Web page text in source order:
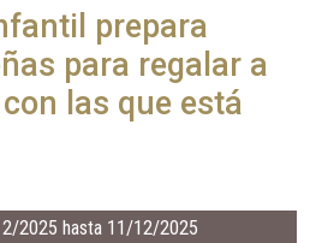
prepara
para regalar a
las que está
2025 hasta 11/12/2025